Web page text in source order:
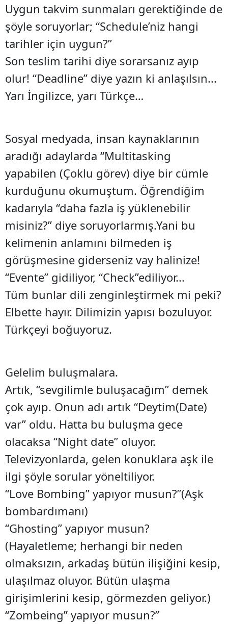
Uygun takvim sunmaları gerektiğinde de
şöyle soruyorlar; “Schedule’niz hangi
tarihler için uygun?”
Son teslim tarihi diye sorarsanız ayıp
olur! “Deadline” diye yazın ki anlaşılsın...
Yarı İngilizce, yarı Türkçe…
Sosyal medyada, insan kaynaklarının
aradığı adaylarda “Multitasking
yapabilen (Çoklu görev) diye bir cümle
kurduğunu okumuştum. Öğrendiğim
kadarıyla “daha fazla iş yüklenebilir
misiniz?” diye soruyorlarmış.Yani bu
kelimenin anlamını bilmeden iş
görüşmesine giderseniz vay halinize!
“Evente” gidiliyor, “Check”ediliyor...
Tüm bunlar dili zenginleştirmek mi peki?
Elbette hayır. Dilimizin yapısı bozuluyor.
Türkçeyi boğuyoruz.
Gelelim buluşmalara.
Artık, “sevgilimle buluşacağım” demek
çok ayıp. Onun adı artık “Deytim(Date)
var” oldu. Hatta bu buluşma gece
olacaksa “Night date” oluyor.
Televizyonlarda, gelen konuklara aşk ile
ilgi şöyle sorular yöneltiliyor.
“Love Bombing” yapıyor musun?”(Aşk
bombardımanı)
“Ghosting” yapıyor musun?
(Hayaletleme; herhangi bir neden
olmaksızın, arkadaş bütün ilişiğini kesip,
ulaşılmaz oluyor. Bütün ulaşma
girişimlerini kesip, görmezden geliyor.)
“Zombeing” yapıyor musun?”